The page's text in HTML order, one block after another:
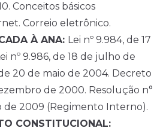
Conceitos básicos
Correio eletrônico.
À ANA: Lei nº 9.984, de 17
nº 9.986, de 18 de julho de
de 20 de maio de 2004. Decreto
de 2000. Resolução n°
de 2009 (Regimento Interno).
CONSTITUCIONAL: